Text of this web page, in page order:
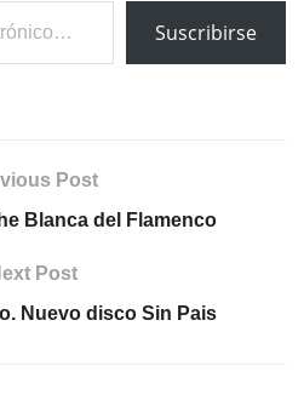
Suscribirse
Post
Blanca del Flamenco
Post
Nuevo disco Sin Pais